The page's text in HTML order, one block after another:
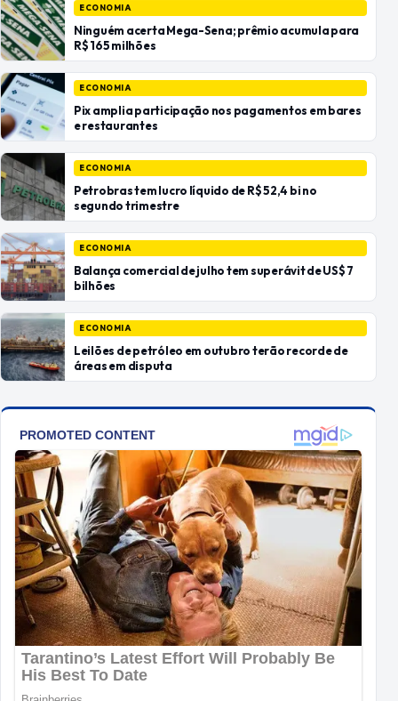
ECONOMIA
Ninguém acerta Mega-Sena; prêmio acumula para
R$ 165 milhões
ECONOMIA
Pix amplia participação nos pagamentos em bares
e restaurantes
ECONOMIA
Petrobras tem lucro líquido de R$ 52,4 bi no
segundo trimestre
ECONOMIA
Balança comercial de julho tem superávit de US$ 7
bilhões
ECONOMIA
Leilões de petróleo em outubro terão recorde de
áreas em disputa